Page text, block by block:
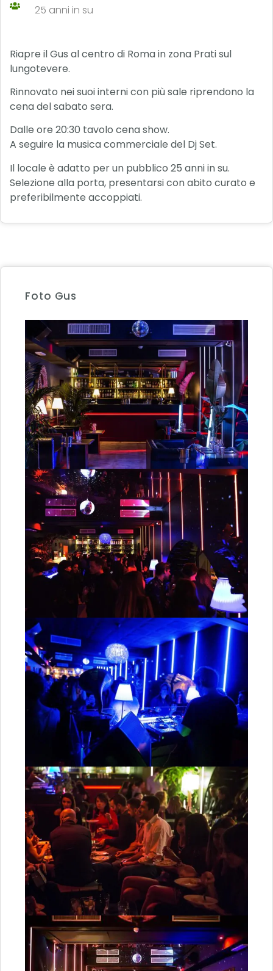
25 anni in su
Riapre il Gus al centro di Roma in zona Prati sul
lungotevere.
Rinnovato nei suoi interni con più sale riprendono la
cena del sabato sera.
Dalle ore 20:30 tavolo cena show.
A seguire la musica commerciale del Dj Set.
Il locale è adatto per un pubblico 25 anni in su.
Selezione alla porta, presentarsi con abito curato e
preferibilmente accoppiati.
Foto Gus